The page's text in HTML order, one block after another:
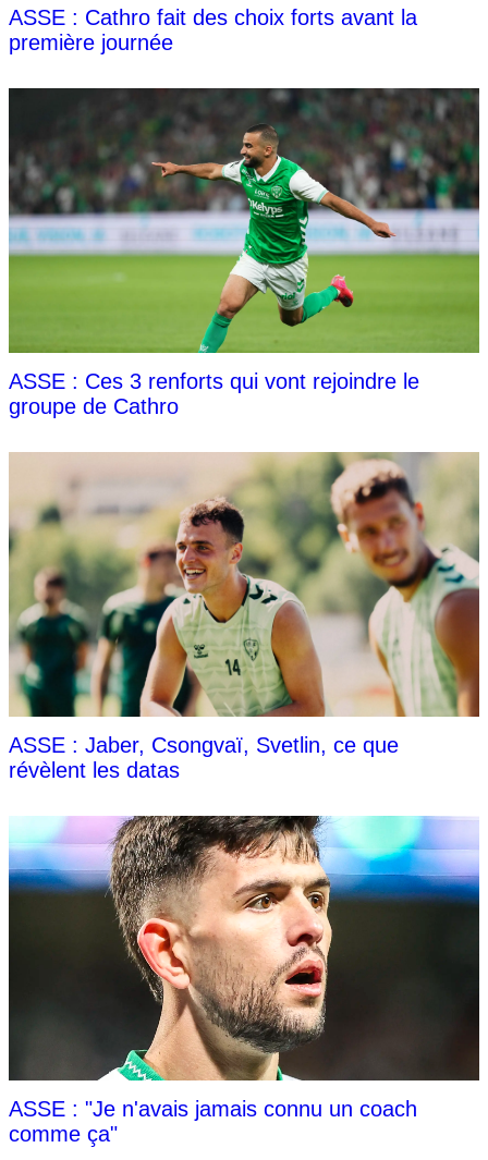
ASSE : Cathro fait des choix forts avant la
première journée
ASSE : Ces 3 renforts qui vont rejoindre le
groupe de Cathro
ASSE : Jaber, Csongvaï, Svetlin, ce que
révèlent les datas
ASSE : "Je n'avais jamais connu un coach
comme ça"